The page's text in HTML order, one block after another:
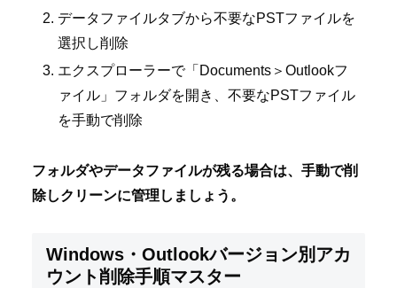
データファイルタブから不要なPSTファイルを
選択し削除
エクスプローラーで「Documents＞Outlookフ
ァイル」フォルダを開き、不要なPSTファイル
を手動で削除
フォルダやデータファイルが残る場合は、手動で削
除しクリーンに管理しましょう。
Windows・Outlookバージョン別アカ
ウント削除手順マスター